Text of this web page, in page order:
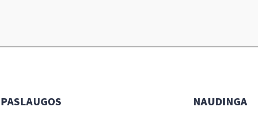
PASLAUGOS NAUDINGA